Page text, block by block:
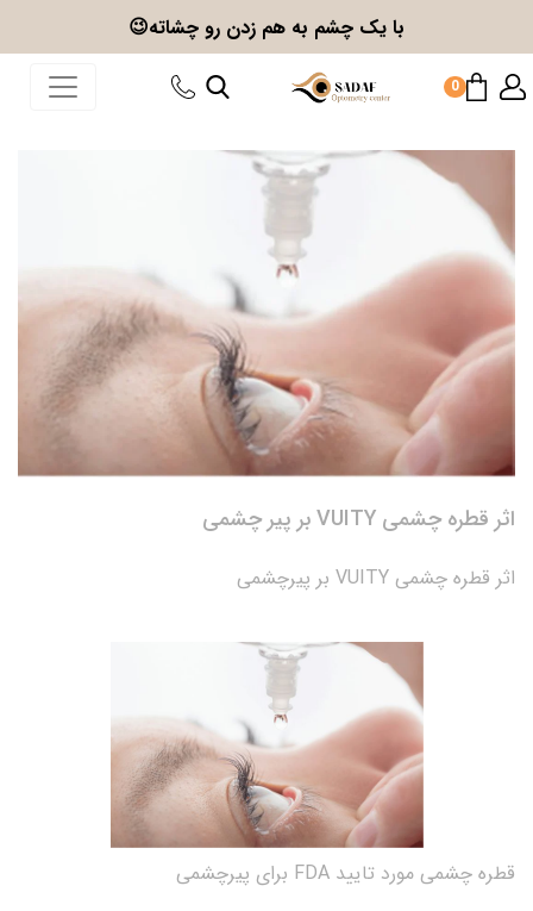
با یک چشم به هم زدن رو چشاته😉
0
اثر قطره چشمی VUITY بر پیر چشمی
اثر قطره چشمی VUITY بر پیرچشمی
قطره چشمی مورد تایید FDA برای پیرچشمی